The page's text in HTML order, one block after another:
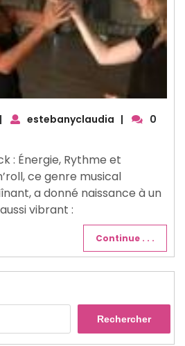
16| estebanyclaudia |
0
: Énergie, Rythme et
ce genre musical
a donné naissance à un
vibrant :
Continue . . .
Rechercher